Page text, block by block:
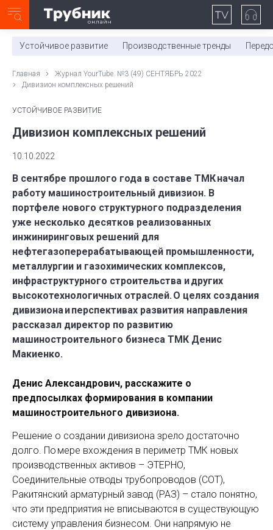
0:00/ 11:03
Устойчивое развитие Производственные тренды
Главная
Журнал YourTube. №3 (49) СЕНТЯБРЬ 2022
Дивизион комплексных решений
УСТОЙЧИВОЕ РАЗВИТИЕ
Дивизион комплексных решений
10.10.2022
В сентябре прошлого года в составе ТМК начал
работу машиностроительный дивизион. В
портфеле нового структурного подразделения
уже несколько десятков реализованных
инжиниринговых решений для
нефтегазоперерабатывающей промышленности,
металлургии и газохимических комплексов,
инфраструктурного строительства и других
высокотехнологичных отраслей. О целях создания
дивизиона и перспективах развития направления
рассказал директор по развитию
машиностроительного бизнеса ТМК Денис
Макиенко.
Денис Александрович, расскажите о
предпосылках формирования в компании
машиностроительного дивизиона.
Решение о создании дивизиона зрело достаточно
долго. По мере вхождения в периметр ТМК новых
производственных активов – ЭТЕРНО,
Соединительные отводы трубопроводов (СОТ),
Ракитянский арматурный завод (РАЗ) – стало понятно,
что эти предприятия не вписываются в существующую
систему управления бизнесом. Они напрямую не